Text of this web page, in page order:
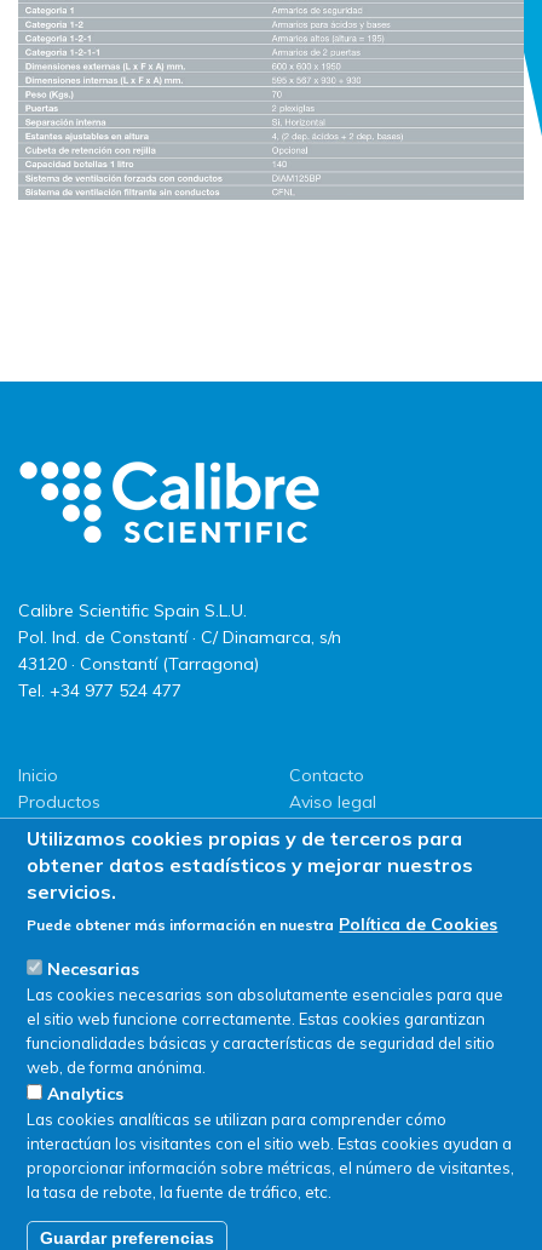
Calibre Scientific Spain S.L.U.
Pol. Ind. de Constantí · C/ Dinamarca, s/n
43120 · Constantí (Tarragona)
Tel. +34 977 524 477
Inicio
Productos
LLG
Promociones
ServiSAT
Contacto
Aviso legal
Política de privacidad
Política de Cookies
Buscar en tienda
Utilizamos cookies propias y de terceros para
obtener datos estadísticos y mejorar nuestros
servicios.
Puede obtener más información en nuestra Política de Cookies
Necesarias
Las cookies necesarias son absolutamente esenciales para que
el sitio web funcione correctamente. Estas cookies garantizan
funcionalidades básicas y características de seguridad del sitio
web, de forma anónima.
Analytics
Las cookies analíticas se utilizan para comprender cómo
interactúan los visitantes con el sitio web. Estas cookies ayudan a
proporcionar información sobre métricas, el número de visitantes,
la tasa de rebote, la fuente de tráfico, etc.
Guardar preferencias